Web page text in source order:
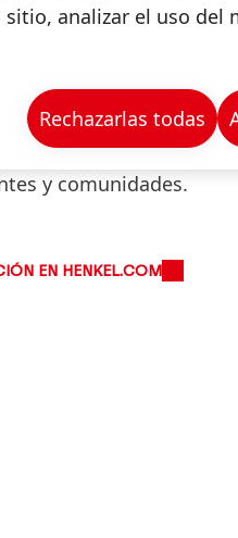
Invertimos en
apoyando a
y comunidades.
EN HENKEL.COM
analizar el uso del
Rechazarlas todas